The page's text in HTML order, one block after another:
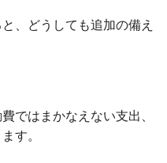
、どうしても追加の備え
ではまかなえない支出、
す。